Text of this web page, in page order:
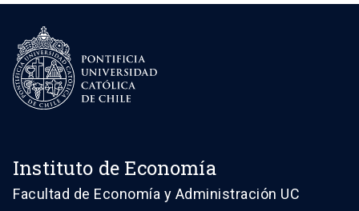
Instituto de Economía
Facultad de Economía y Administración UC